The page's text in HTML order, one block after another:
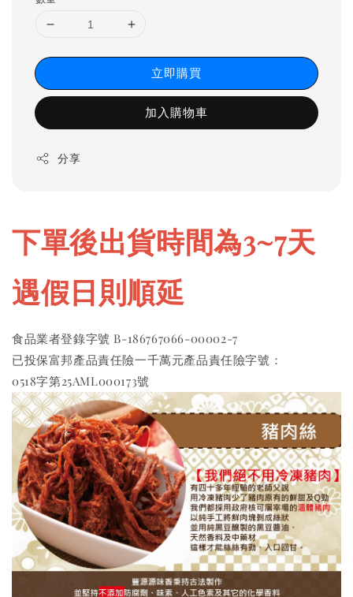
立即購買
加入購物車
分享
下單後出貨時間為3~7天
遇假日則順延
食品業者登錄字號 B-186767066-00002-7
已投保富邦產品責任險一千萬元產品責任險字號：
0518字第25AML000173號